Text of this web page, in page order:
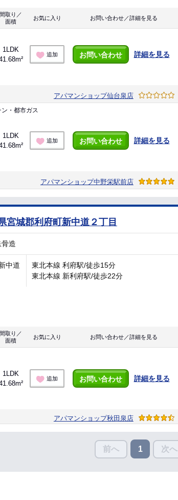
間取り／
面積
お気に入り お問い合わせ／詳細を見る
1LDK
追加 お問い合わせ 詳細を見る
アパマンショップ仙台泉店
・都市ガス
1LDK
追加 お問い合わせ 詳細を見る
アパマンショップ中野栄駅前店
宮城郡利府町新中道２丁目
骨造
中道
東北本線 利府駅/徒歩15分
東北本線 新利府駅/徒歩22分
間取り／
面積
お気に入り お問い合わせ／詳細を見る
1LDK
追加 お問い合わせ 詳細を見る
アパマンショップ秋田泉店
前へ 1 次へ